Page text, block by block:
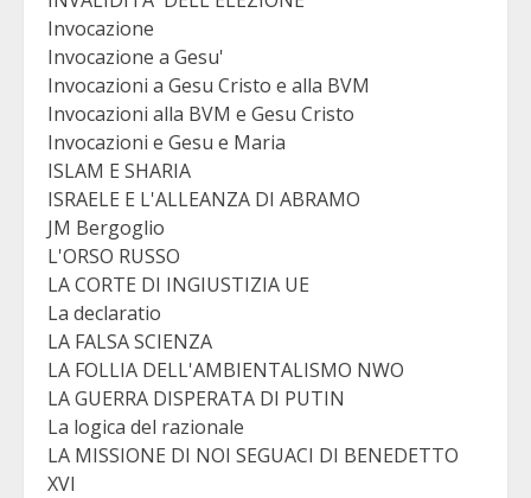
Invocazione
Invocazione a Gesu'
Invocazioni a Gesu Cristo e alla BVM
Invocazioni alla BVM e Gesu Cristo
Invocazioni e Gesu e Maria
ISLAM E SHARIA
ISRAELE E L'ALLEANZA DI ABRAMO
JM Bergoglio
L'ORSO RUSSO
LA CORTE DI INGIUSTIZIA UE
La declaratio
LA FALSA SCIENZA
LA FOLLIA DELL'AMBIENTALISMO NWO
LA GUERRA DISPERATA DI PUTIN
La logica del razionale
LA MISSIONE DI NOI SEGUACI DI BENEDETTO
XVI